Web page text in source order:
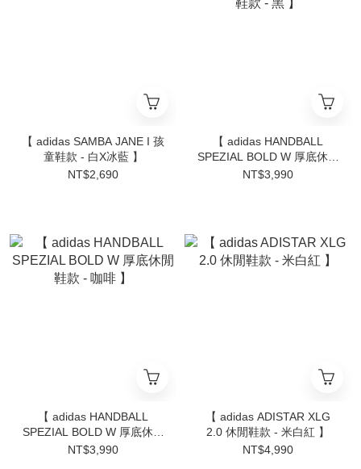
【 adidas SAMBA JANE I 孩
童鞋款 - 白X冰藍 】
NT$2,690
【 adidas HANDBALL
SPEZIAL BOLD W 厚底休閒
鞋款 - 黑 】
NT$3,990
【 adidas HANDBALL
SPEZIAL BOLD W 厚底休閒
鞋款 - 咖啡 】
NT$3,990
【 adidas ADISTAR XLG
2.0 休閒鞋款 - 米白紅 】
NT$4,990